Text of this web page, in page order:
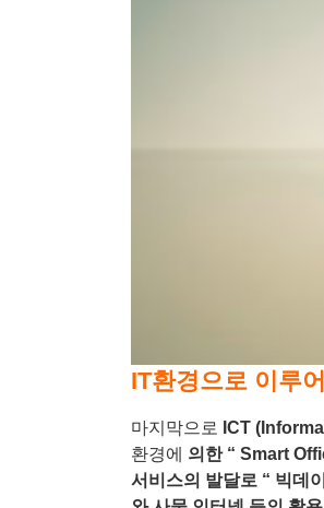
IT환경으로 이루
마지막으로 ICT
환경에 의한 “ Smart
서비스의 발달로 “ 빅데